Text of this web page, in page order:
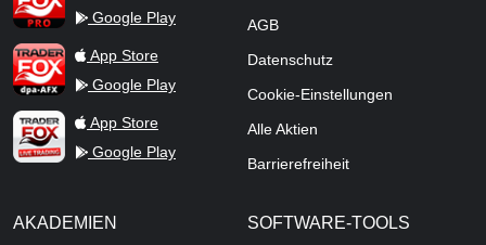
Google Play
TraderFox dpa-AFX ProFeed
App Store
Google Play
TraderFox Live Trading
App Store
Google Play
AGB
Datenschutz
Cookie-Einstellungen
Alle Aktien
Barrierefreiheit
AKADEMIEN SOFTWARE-TOOLS